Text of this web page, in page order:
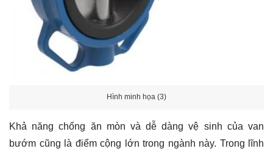
Hình minh họa (3)
Khả năng chống ăn mòn và dễ dàng vệ sinh của van
bướm cũng là điểm cộng lớn trong ngành này. Trong lĩnh